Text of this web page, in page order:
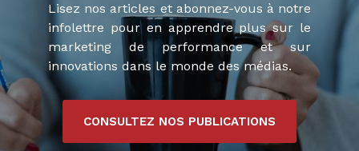
Lisez nos articles et abonnez-vous à notre
infolettre pour en apprendre plus sur le
marketing de performance et sur
innovations dans le monde des médias.
CONSULTEZ NOS PUBLICATIONS